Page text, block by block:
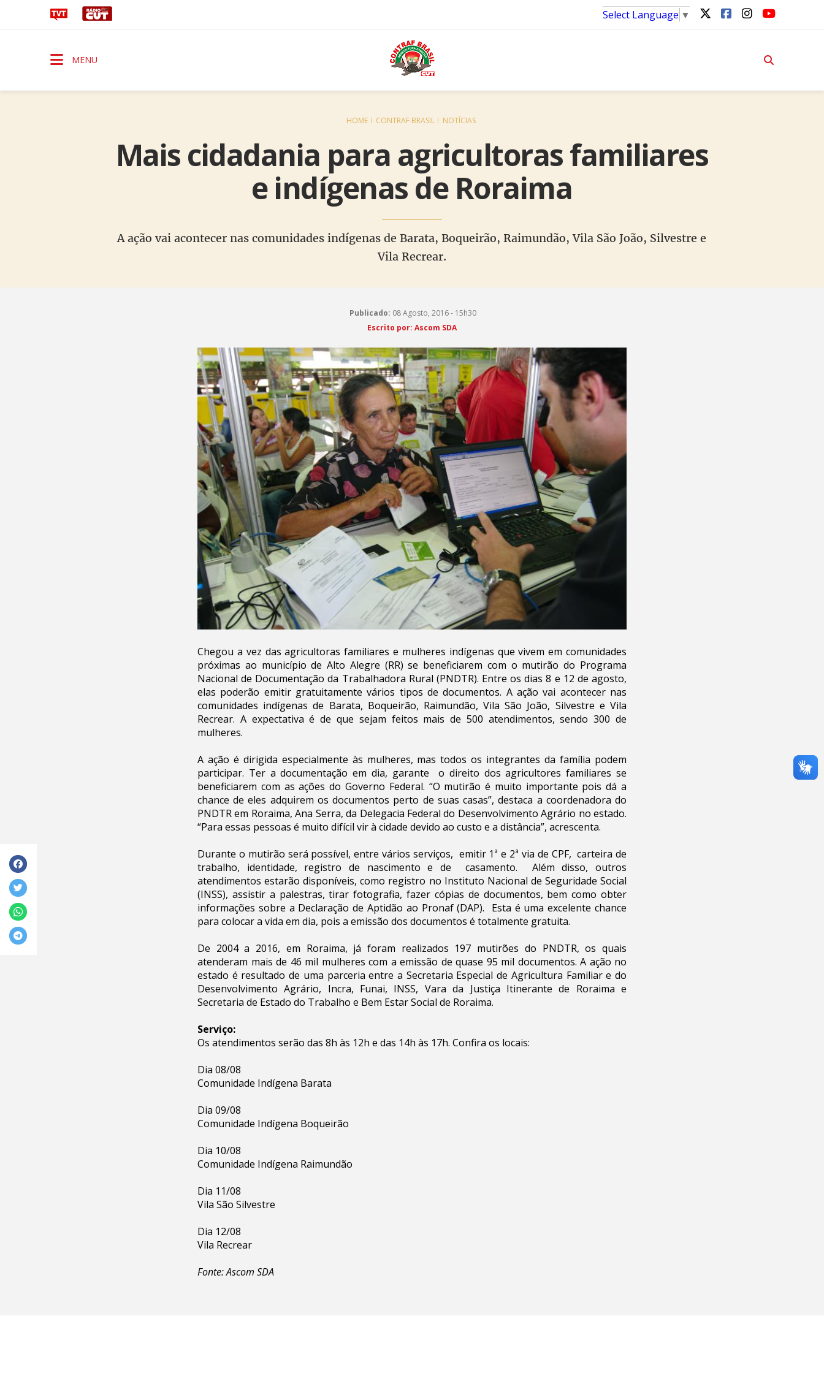
Select Language ▼
MENU
HOME CONTRAF BRASIL NOTÍCIAS
Mais cidadania para agricultoras familiares
e indígenas de Roraima
A ação vai acontecer nas comunidades indígenas de Barata, Boqueirão, Raimundão, Vila São João, Silvestre e
Vila Recrear.
Publicado: 08 Agosto, 2016 - 15h30
Escrito por: Ascom SDA
Chegou a vez das agricultoras familiares e mulheres indígenas que vivem em comunidades
próximas ao município de Alto Alegre (RR) se beneficiarem com o mutirão do Programa
Nacional de Documentação da Trabalhadora Rural (PNDTR). Entre os dias 8 e 12 de agosto,
elas poderão emitir gratuitamente vários tipos de documentos. A ação vai acontecer nas
comunidades indígenas de Barata, Boqueirão, Raimundão, Vila São João, Silvestre e Vila
Recrear. A expectativa é de que sejam feitos mais de 500 atendimentos, sendo 300 de
mulheres.
A ação é dirigida especialmente às mulheres, mas todos os integrantes da família podem
participar. Ter a documentação em dia, garante o direito dos agricultores familiares se
beneficiarem com as ações do Governo Federal. “O mutirão é muito importante pois dá a
chance de eles adquirem os documentos perto de suas casas”, destaca a coordenadora do
PNDTR em Roraima, Ana Serra, da Delegacia Federal do Desenvolvimento Agrário no estado.
“Para essas pessoas é muito difícil vir à cidade devido ao custo e a distância”, acrescenta.
Durante o mutirão será possível, entre vários serviços, emitir 1ª e 2ª via de CPF, carteira de
trabalho, identidade, registro de nascimento e de casamento. Além disso, outros
atendimentos estarão disponíveis, como registro no Instituto Nacional de Seguridade Social
(INSS), assistir a palestras, tirar fotografia, fazer cópias de documentos, bem como obter
informações sobre a Declaração de Aptidão ao Pronaf (DAP). Esta é uma excelente chance
para colocar a vida em dia, pois a emissão dos documentos é totalmente gratuita.
De 2004 a 2016, em Roraima, já foram realizados 197 mutirões do PNDTR, os quais
atenderam mais de 46 mil mulheres com a emissão de quase 95 mil documentos. A ação no
estado é resultado de uma parceria entre a Secretaria Especial de Agricultura Familiar e do
Desenvolvimento Agrário, Incra, Funai, INSS, Vara da Justiça Itinerante de Roraima e
Secretaria de Estado do Trabalho e Bem Estar Social de Roraima.
Serviço:
Os atendimentos serão das 8h às 12h e das 14h às 17h. Confira os locais:
Dia 08/08
Comunidade Indígena Barata
Dia 09/08
Comunidade Indígena Boqueirão
Dia 10/08
Comunidade Indígena Raimundão
Dia 11/08
Vila São Silvestre
Dia 12/08
Vila Recrear
Fonte: Ascom SDA